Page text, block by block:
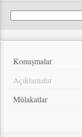
Konuşmalar
Açıklamalar
Mülakatlar